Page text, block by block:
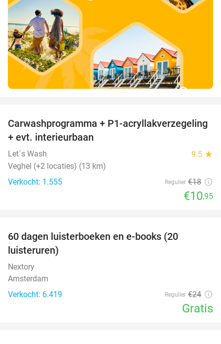
39%
Carwashprogramma + P1-acryllakverzegeling
+ evt. interieurbaan
Let´s Wash 9.5 star
Veghel (+2 locaties) (13 km)
Verkocht: 1.555
Regulier €18
€10,95
60 dagen luisterboeken en e-books (20
luisteruren)
Nextory
Amsterdam
Verkocht: 6.419
Regulier €24
Gratis